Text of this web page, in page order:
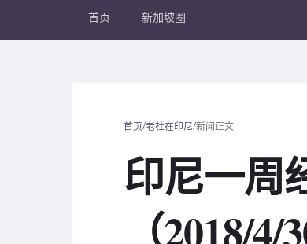
首页 新加坡圈
首页/老杜在印尼/新闻正文
印尼一周
（2018/4/